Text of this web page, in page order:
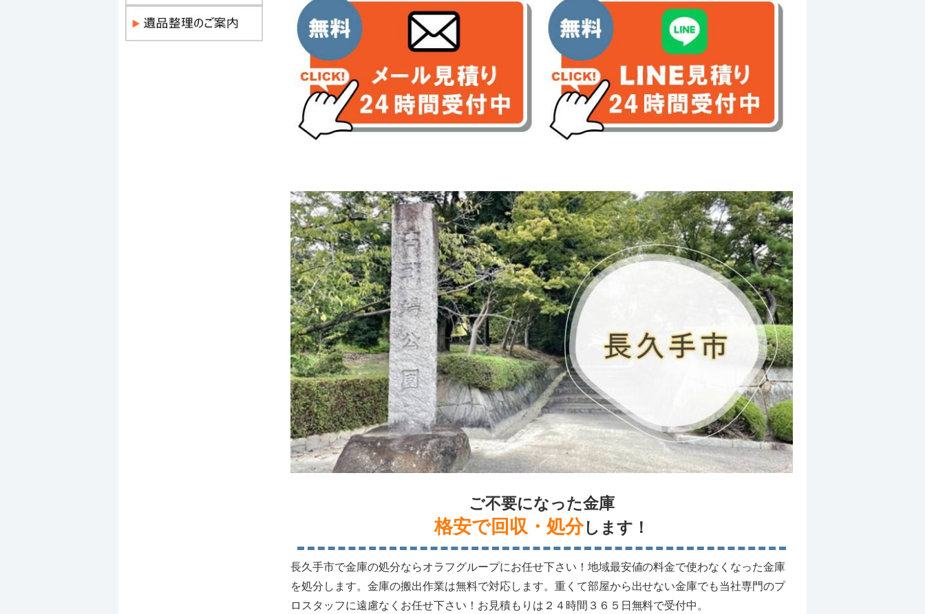
ご不要になった金庫
格安で回収・処分します！
長久手市で金庫の処分ならオラフグループにお任せ下さい！地域最安値の料金で使わなくなった金庫
を処分します。金庫の搬出作業は無料で対応します。重くて部屋から出せない金庫でも当社専門のプ
ロスタッフに遠慮なくお任せ下さい！お見積もりは２４時間３６５日無料で受付中。